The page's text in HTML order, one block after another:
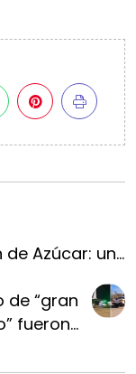
Azúcar: un...
de “gran
fueron...